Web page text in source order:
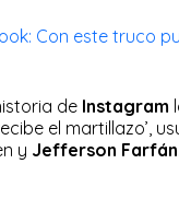
Con este truco
de Instagram
el martillazo’,
y Jefferson